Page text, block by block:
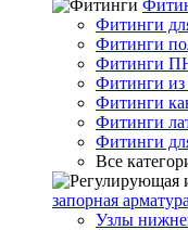
Фитинги
Фитинги
Фитинги
Фитинги из
Фитинги
Фитинги
Фитинги
Все
запорная арматура
Узлы